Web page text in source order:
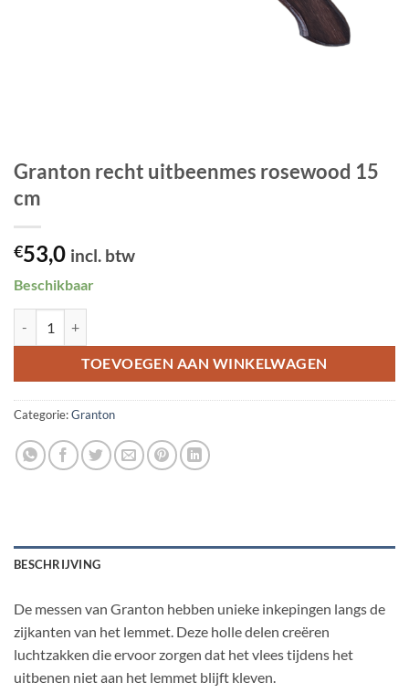
Granton recht uitbeenmes rosewood 15
cm
€53,0 incl. btw
Beschikbaar
TOEVOEGEN AAN WINKELWAGEN
Categorie:Granton
BESCHRIJVING
De messen van Granton hebben unieke inkepingen langs de
zijkanten van het lemmet. Deze holle delen creëren
luchtzakken die ervoor zorgen dat het vlees tijdens het
uitbenen niet aan het lemmet blijft kleven.